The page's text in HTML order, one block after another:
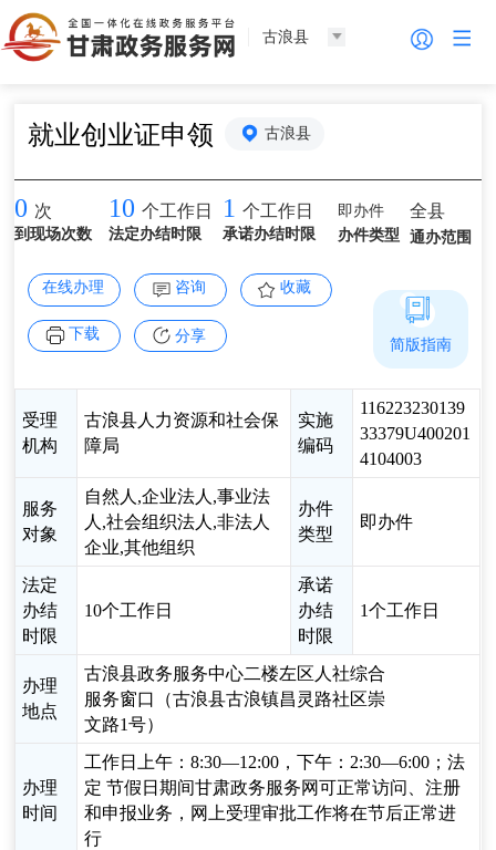
古浪县
就业创业证申领 古浪县
0 次
到现场次数
10 个工作日
法定办结时限
1 个工作日
承诺办结时限
即办件
办件类型
全县
通办范围
在线办理 咨询 收藏
下载 分享
受理
机构
古浪县人力资源和社会保
障局
实施
编码
116223230139
33379U400201
4104003
服务
对象
自然人,企业法人,事业法
人,社会组织法人,非法人
企业,其他组织
办件
类型
即办件
法定
办结
时限
10个工作日
承诺
办结
时限
1个工作日
办理
地点
古浪县政务服务中心二楼左区人社综合
服务窗口（古浪县古浪镇昌灵路社区崇
文路1号）
办理
时间
工作日上午：8:30—12:00，下午：2:30—6:00；法
定 节假日期间甘肃政务服务网可正常访问、注册
和申报业务，网上受理审批工作将在节后正常进
行
简版指南